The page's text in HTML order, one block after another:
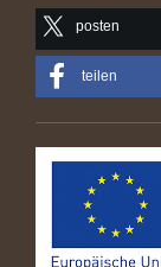
posten
teilen